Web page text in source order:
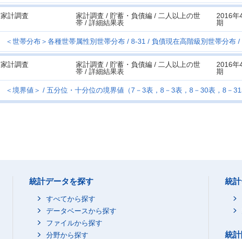
家計調査
家計調査 / 貯蓄・負債編 / 二人以上の世
帯 / 詳細結果表
2016年
期
＜世帯分布＞各種世帯属性別世帯分布 8-31 負債現在高階級別世帯分布
家計調査
家計調査 / 貯蓄・負債編 / 二人以上の世
帯 / 詳細結果表
2016年
期
＜境界値＞ 五分位・十分位の境界値（7－3表，8－3表，8－30表，8－31
統計データを探す
すべてから探す
データベースから探す
ファイルから探す
分野から探す
統
統